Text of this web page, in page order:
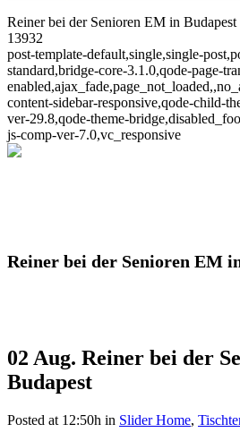
Reiner bei der Senioren EM in Budapest
13932
post-template-default,single,single-
standard,bridge-core-3.1.0,qode-page-
content-sidebar-responsive,qode-child-
ver-29.8,qode-theme-
js-comp-ver-7.0,vc_responsive
Reiner bei der Senioren EM
02 Aug. Reiner bei der
Budapest
Posted at 12:50h in Slider Home,